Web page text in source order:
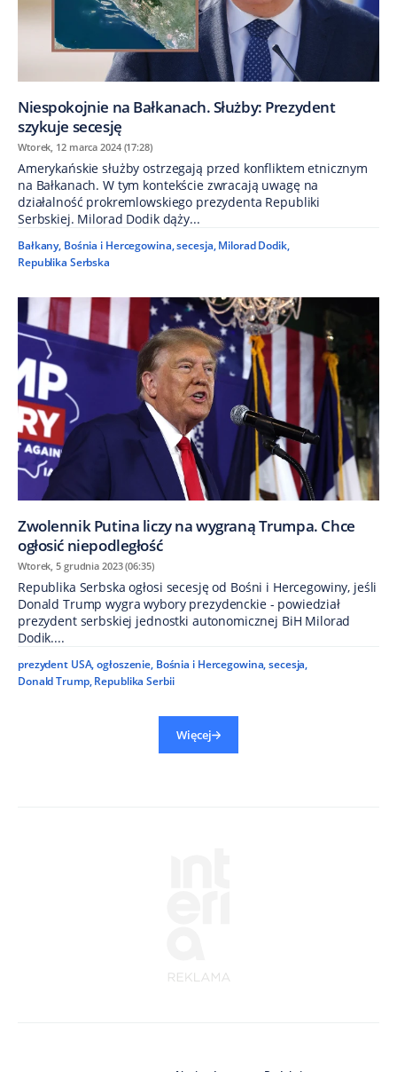
Niespokojnie na Bałkanach. Służby: Prezydent
szykuje secesję
Wtorek, 12 marca 2024 (17:28)
Amerykańskie służby ostrzegają przed konfliktem etnicznym
na Bałkanach. W tym kontekście zwracają uwagę na
działalność prokremlowskiego prezydenta Republiki
Serbskiej. Milorad Dodik dąży...
Bałkany, Bośnia i Hercegowina,secesja, Milorad Dodik,
Republika Serbska
Zwolennik Putina liczy na wygraną Trumpa. Chce
ogłosić niepodległość
Wtorek, 5 grudnia 2023 (06:35)
Republika Serbska ogłosi secesję od Bośni i Hercegowiny, jeśli
Donald Trump wygra wybory prezydenckie - powiedział
prezydent serbskiej jednostki autonomicznej BiH Milorad
Dodik....
prezydent USA,ogłoszenie, Bośnia i Hercegowina,secesja,
Donald Trump, Republika Serbii
Więcej